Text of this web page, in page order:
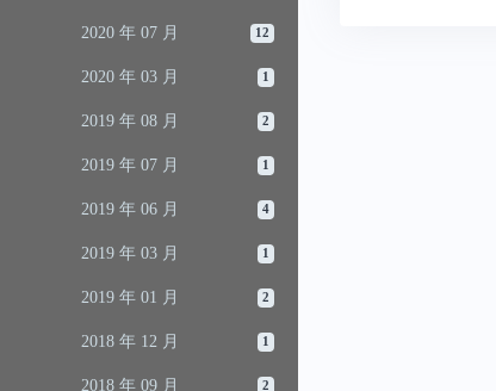
2020 年 07 月 12
2020 年 03 月 1
2019 年 08 月 2
2019 年 07 月 1
2019 年 06 月 4
2019 年 03 月 1
2019 年 01 月 2
2018 年 12 月 1
2018 年 09 月 2